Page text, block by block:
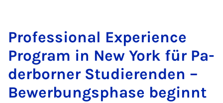
Pro­fes­si­o­nal Ex­pe­ri­ence
Pro­gram in New York für Pa­
der­bor­ner Stu­die­ren­den –
Be­wer­bungs­pha­se be­ginnt